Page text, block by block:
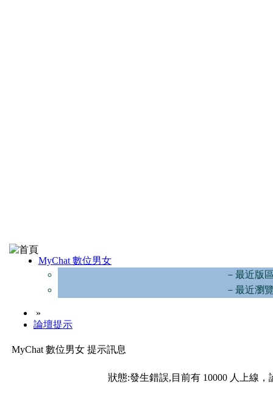
MyChat 數位男女
－最近版
－最近瀏
»
論壇提示
MyChat 數位男女 提示訊息
狀態:發生錯誤,目前有 10000 人上線